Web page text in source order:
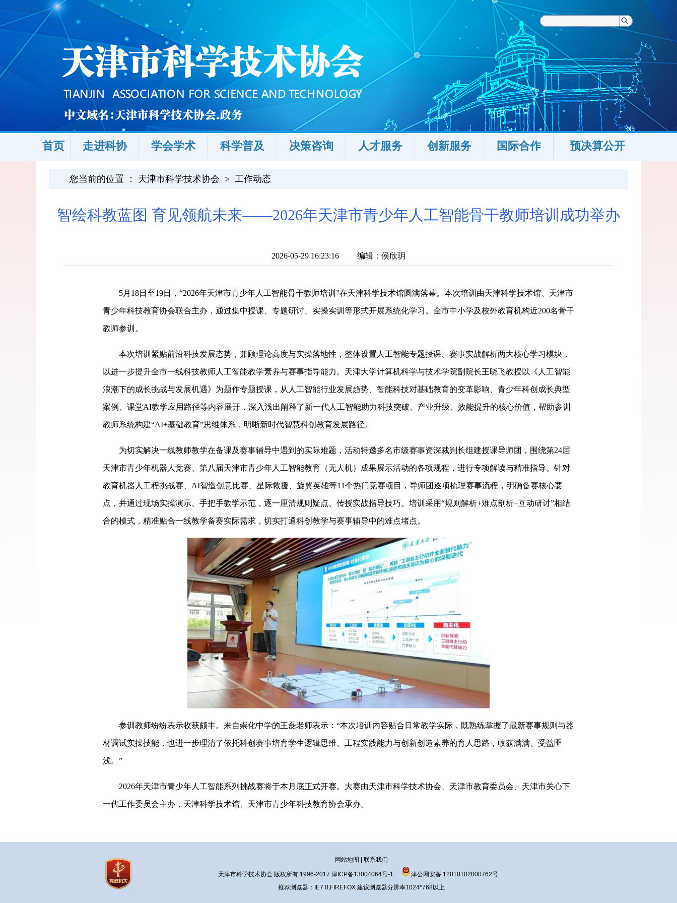
首页 走进科协 学会学术 科学普及 决策咨询 人才服务 创新服务 国际合作 预决算公开
您当前的位置 ： 天津市科学技术协会 > 工作动态
智绘科教蓝图 育见领航未来——2026年天津市青少年人工智能骨干教师培训成功举办
2026-05-29 16:23:16 编辑：侯欣玥
5月18日至19日，“2026年天津市青少年人工智能骨干教师培训”在天津科学技术馆圆满落幕。本次培训由天津科学技术馆、天津市
青少年科技教育协会联合主办，通过集中授课、专题研讨、实操实训等形式开展系统化学习。全市中小学及校外教育机构近200名骨干
教师参训。
本次培训紧贴前沿科技发展态势，兼顾理论高度与实操落地性，整体设置人工智能专题授课、赛事实战解析两大核心学习模块，
以进一步提升全市一线科技教师人工智能教学素养与赛事指导能力。天津大学计算机科学与技术学院副院长王晓飞教授以《人工智能
浪潮下的成长挑战与发展机遇》为题作专题授课，从人工智能行业发展趋势、智能科技对基础教育的变革影响、青少年科创成长典型
案例、课堂AI教学应用路径等内容展开，深入浅出阐释了新一代人工智能助力科技突破、产业升级、效能提升的核心价值，帮助参训
教师系统构建“AI+基础教育”思维体系，明晰新时代智慧科创教育发展路径。
为切实解决一线教师教学在备课及赛事辅导中遇到的实际难题，活动特邀多名市级赛事资深裁判长组建授课导师团，围绕第24届
天津市青少年机器人竞赛、第八届天津市青少年人工智能教育（无人机）成果展示活动的各项规程，进行专项解读与精准指导。针对
教育机器人工程挑战赛、AI智造创意比赛、星际救援、旋翼英雄等11个热门竞赛项目，导师团逐项梳理赛事流程，明确备赛核心要
点，并通过现场实操演示、手把手教学示范，逐一厘清规则疑点、传授实战指导技巧。培训采用“规则解析+难点剖析+互动研讨”相结
合的模式，精准贴合一线教学备赛实际需求，切实打通科创教学与赛事辅导中的难点堵点。
参训教师纷纷表示收获颇丰。来自崇化中学的王磊老师表示：“本次培训内容贴合日常教学实际，既熟练掌握了最新赛事规则与器
材调试实操技能，也进一步理清了依托科创赛事培育学生逻辑思维、工程实践能力与创新创造素养的育人思路，收获满满、受益匪
浅。”
2026年天津市青少年人工智能系列挑战赛将于本月底正式开赛。大赛由天津市科学技术协会、天津市教育委员会、天津市关心下
一代工作委员会主办，天津科学技术馆、天津市青少年科技教育协会承办。
网站地图 联系我们
天津市科学技术协会 版权所有 1996-2017 津ICP备13004064号-1
津公网安备 12010102000762号
推荐浏览器：IE7.0,FIREFOX 建议浏览器分辨率1024*768以上